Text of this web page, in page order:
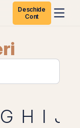
Deschide
Cont
G H I J